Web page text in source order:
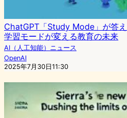
ChatGPT「Study Mode」が答
学習モードが変える教育の未来
AI（人工知能）ニュース
OpenAI
2025年7月30日11:30